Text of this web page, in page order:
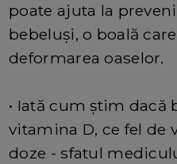
poate ajuta la
bebeluși, o boală
deformarea oaselor.
• Iată cum știm dacă
vitamina D, ce fel de
doze - sfatul